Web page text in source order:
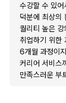
수강할 수 있
덕분에 최상의
퀄리티 높은
취업하기 위한
6개월 과정이
커리어 서비스
만족스러운 부